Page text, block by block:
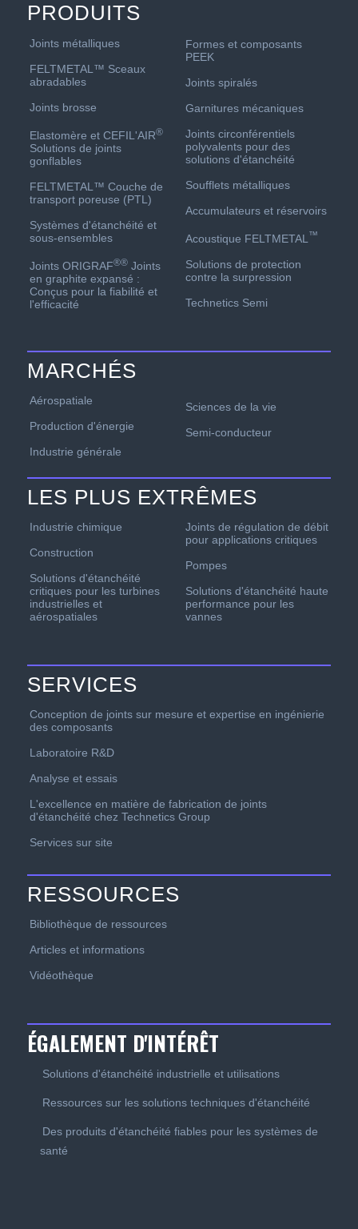
PRODUITS
Joints métalliques
FELTMETAL™ Sceaux
abradables
Joints brosse
Elastomère et CEFIL'AIR®
Solutions de joints
gonflables
FELTMETAL™ Couche de
transport poreuse (PTL)
Systèmes d'étanchéité et
sous-ensembles
Joints ORIGRAF®®Joints
en graphite expansé :
Conçus pour la fiabilité et
l'efficacité
Formes et composants
PEEK
Joints spiralés
Garnitures mécaniques
Joints circonférentiels
polyvalents pour des
solutions d'étanchéité
Soufflets métalliques
Accumulateurs et réservoirs
Acoustique FELTMETAL ™
Solutions de protection
contre la surpression
Technetics Semi
MARCHÉS
Aérospatiale
Production d'énergie
Industrie générale
Sciences de la vie
Semi-conducteur
LES PLUS EXTRÊMES
Industrie chimique
Construction
Solutions d'étanchéité
critiques pour les turbines
industrielles et
aérospatiales
Joints de régulation de débit
pour applications critiques
Pompes
Solutions d'étanchéité haute
performance pour les
vannes
SERVICES
Conception de joints sur mesure et expertise en ingénierie
des composants
Laboratoire R&D
Analyse et essais
L'excellence en matière de fabrication de joints
d'étanchéité chez Technetics Group
Services sur site
RESSOURCES
Bibliothèque de ressources
Articles et informations
Vidéothèque
ÉGALEMENT D'INTÉRÊT
Solutions d'étanchéité industrielle et utilisations
Ressources sur les solutions techniques d'étanchéité
Des produits d'étanchéité fiables pour les systèmes de
santé